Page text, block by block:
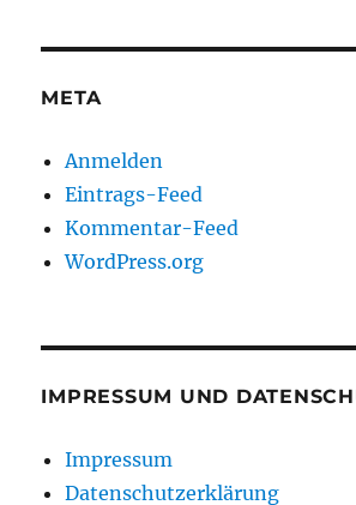
META
Anmelden
Eintrags-Feed
Kommentar-Feed
WordPress.org
IMPRESSUM UND
Impressum
Datenschutzerklärung